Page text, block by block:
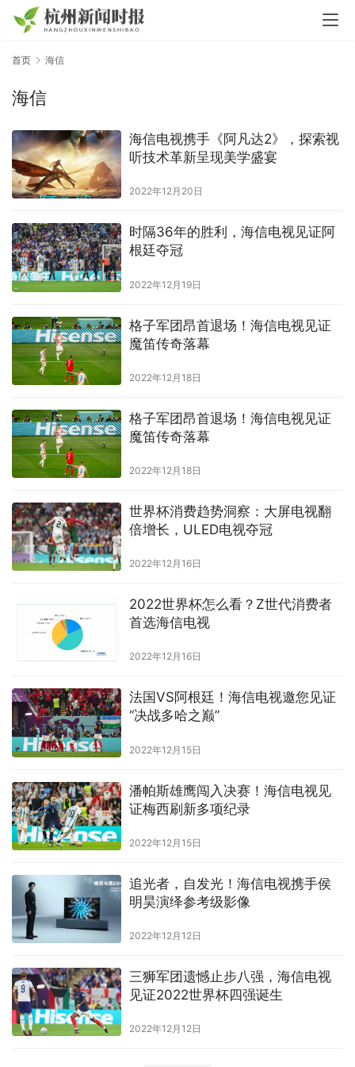
首页 海信
海信
海信电视携手《阿凡达2》，探索视
听技术革新呈现美学盛宴
2022年12月20日
时隔36年的胜利，海信电视见证阿
根廷夺冠
2022年12月19日
格子军团昂首退场！海信电视见证
魔笛传奇落幕
2022年12月18日
格子军团昂首退场！海信电视见证
魔笛传奇落幕
2022年12月18日
世界杯消费趋势洞察：大屏电视翻
倍增长，ULED电视夺冠
2022年12月16日
2022世界杯怎么看？Z世代消费者
首选海信电视
2022年12月16日
法国VS阿根廷！海信电视邀您见证
“决战多哈之巅”
2022年12月15日
潘帕斯雄鹰闯入决赛！海信电视见
证梅西刷新多项纪录
2022年12月15日
追光者，自发光！海信电视携手侯
明昊演绎参考级影像
2022年12月12日
​三狮军团遗憾止步八强，海信电视
见证2022世界杯四强诞生
2022年12月12日